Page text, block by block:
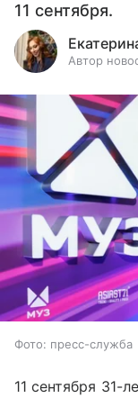
11 сентября.
Автор
Фото: пресс-служба
11 сентября 31-